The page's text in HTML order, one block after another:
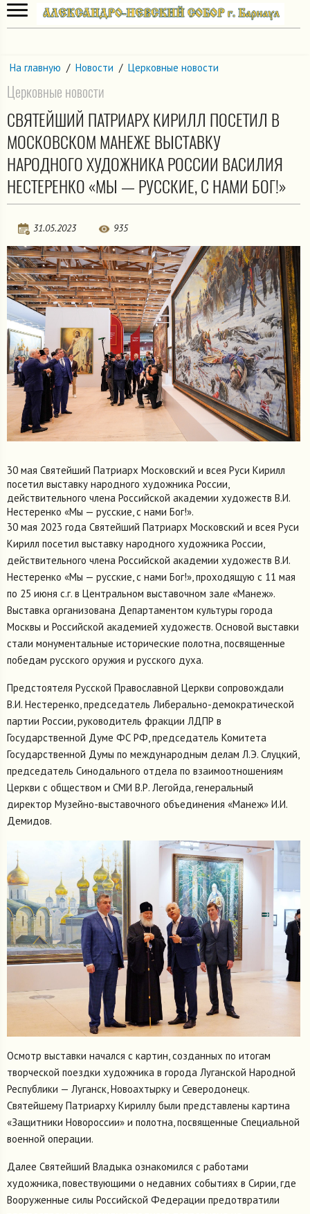
На главную / Новости / Церковные новости
Церковные новости
СВЯТЕЙШИЙ ПАТРИАРХ КИРИЛЛ ПОСЕТИЛ В
МОСКОВСКОМ МАНЕЖЕ ВЫСТАВКУ
НАРОДНОГО ХУДОЖНИКА РОССИИ ВАСИЛИЯ
НЕСТЕРЕНКО «МЫ — РУССКИЕ, С НАМИ БОГ!»
31.05.2023 935
30 мая Святейший Патриарх Московский и всея Руси Кирилл
посетил выставку народного художника России,
действительного члена Российской академии художеств В.И.
Нестеренко «Мы — русские, с нами Бог!».
30 мая 2023 года Святейший Патриарх Московский и всея Руси
Кирилл посетил выставку народного художника России,
действительного члена Российской академии художеств В.И.
Нестеренко «Мы — русские, с нами Бог!», проходящую с 11 мая
по 25 июня с.г. в Центральном выставочном зале «Манеж».
Выставка организована Департаментом культуры города
Москвы и Российской академией художеств. Основой выставки
стали монументальные исторические полотна, посвященные
победам русского оружия и русского духа.
Предстоятеля Русской Православной Церкви сопровождали
В.И. Нестеренко, председатель Либерально-демократической
партии России, руководитель фракции ЛДПР в
Государственной Думе ФС РФ, председатель Комитета
Государственной Думы по международным делам Л.Э. Слуцкий,
председатель Синодального отдела по взаимоотношениям
Церкви с обществом и СМИ В.Р. Легойда, генеральный
директор Музейно-выставочного объединения «Манеж» И.И.
Демидов.
Осмотр выставки начался с картин, созданных по итогам
творческой поездки художника в города Луганской Народной
Республики — Луганск, Новоахтырку и Северодонецк.
Святейшему Патриарху Кириллу были представлены картина
«Защитники Новороссии» и полотна, посвященные Специальной
военной операции.
Далее Святейший Владыка ознакомился с работами
художника, повествующими о недавних событиях в Сирии, где
Вооруженные силы Российской Федерации предотвратили